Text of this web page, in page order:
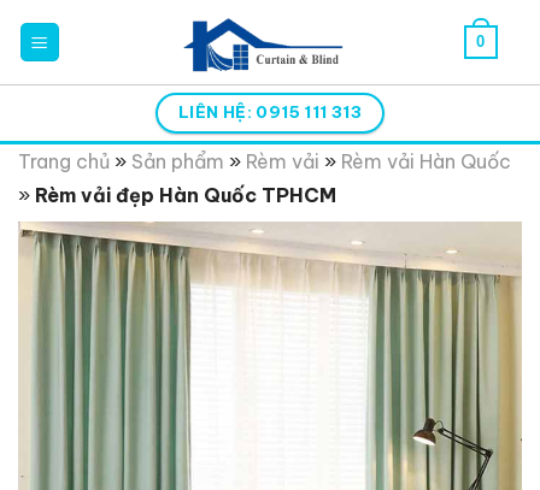
content
0
LIÊN HỆ: 0915 111 313
Trang chủ » Sản phẩm » Rèm vải » Rèm vải Hàn Quốc
» Rèm vải đẹp Hàn Quốc TPHCM